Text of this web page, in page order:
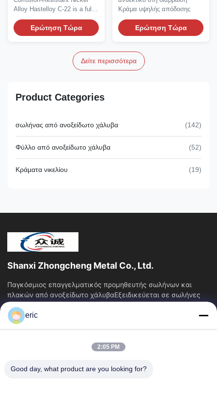
επεξεργασία
Alloy Hastelloy C-22 is a fully
austenitic,...
Ερώτηση Τώρα
Κράμα υψηλής απόδοσης
Ερώτηση Τώρα
Δείτε περισσότερα
Product Categories
σωλήνας από ανοξείδωτο χάλυβα (142)
Φύλλο από ανοξείδωτο χάλυβα (52)
Κράματα νικελίου (19)
Shanxi Zhongcheng Metal Co., Ltd.
Παγκόσμιος επαγγελματικός προμηθευτής σωλήνων και
πλακών από ανοξείδωτο χάλυβαΕξειδικεύεται σε σωλήνες
και πλάκες από ανοξείδωτο χάλυβα, παρέχοντας...
Γρήγορες Συνδέσεις
Γύρος Εργοστασίων
Ποιοτικός Έλεγχος
Επαφή
eric
2:05 PM
Good day, what product are you looking for?